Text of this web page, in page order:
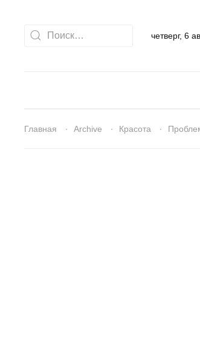
четверг, 6
Главная Archive Красота